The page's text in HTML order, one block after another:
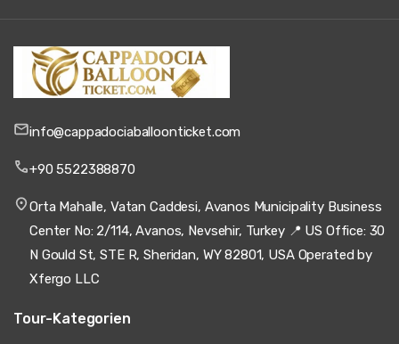
info@cappadociaballoonticket.com
+90 5522388870
Orta Mahalle, Vatan Caddesi, Avanos Municipality Business
Center No: 2/114, Avanos, Nevsehir, Turkey 📍 US Office: 30
N Gould St, STE R, Sheridan, WY 82801, USA Operated by
Xfergo LLC
Tour-Kategorien